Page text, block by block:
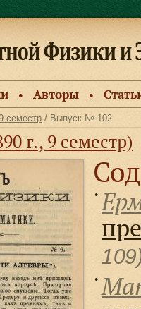
● Авторы ●
семестр / Выпуск № 102
г., 9 семестр)
●
●